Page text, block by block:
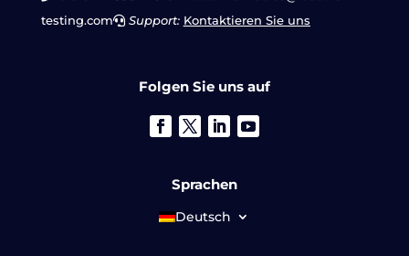
testing.com
Support: Kontaktieren Sie uns
Folgen Sie uns auf
Sprachen
Deutsch